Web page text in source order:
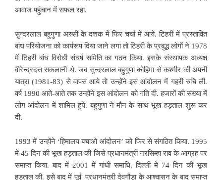
आवाज पहुंचान में सफल रहा.
सुन्दरलाल बहुगुणा अस्सी के दशक में फिर चर्चा में आये. टिहरी में प्रस्तावित
बांध परियोजना को कार्यरूप दिया जाने लगा तो टिहरी के प्रबुद्ध लोगों ने 1978
में टिहरी बांध विरोधीसंघर्ष समिति का गठन किया. इसके संस्थापक अध्यक्ष
वीरेन्द्रदत्त सकलानी थे. जब सुन्दरलाल बहुगुणा कोहिमा से कश्मीर की अपनी
यात्रा (1981-83) से वापस आये तो उन्होंने इस आंदोलन में गहरी रुचि ली.
वर्ष 1990 आते-आते तक उन्होंने इस आंदोलन को गति दी. हजारों की संख्या में
लोग आंदोलन में शामिल हुये. बहुगुणा ने मौन के साथ भूख हड़ताल शुरू कर
दी.
1993 में उन्होंने ‘हिमालय बचाओ आंदोलन’ को फिर से संगठित किया. 1995
में 45 दिन की भूख हड़ताल की जिसे प्रधानमंत्री नरसिम्हा राव के आग्रह पर
समाप्त किया. बाद में 2001 मेंगांधी समाधि, दिल्ली मे 74 दिन की भूख
हड़ताल की. इसे बाद में पूर्व प्रधानमंत्री देवगौड़ा के आश्वासन के बाद समाप्त